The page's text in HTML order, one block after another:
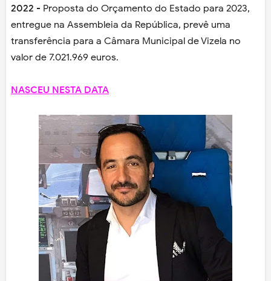
2022 - Proposta do Orçamento do Estado para 2023,
entregue na Assembleia da República, prevê uma
transferência para a Câmara Municipal de Vizela no
valor de 7.021.969 euros.
NASCEU NESTA DATA